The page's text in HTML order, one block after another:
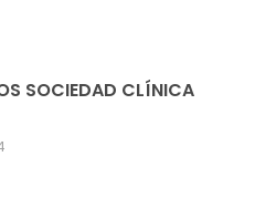
SOCIEDAD CLÍNICA